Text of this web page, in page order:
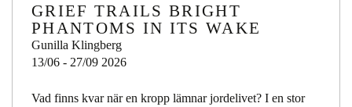
GRIEF TRAILS BRIGHT
PHANTOMS IN ITS WAKE
Gunilla Klingberg
13/06 - 27/09 2026
Vad finns kvar när en kropp lämnar jordelivet? I en stor